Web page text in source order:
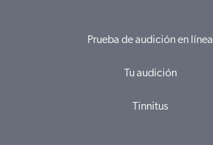
Prueba de audición en línea
Tu audición
Tinnitus